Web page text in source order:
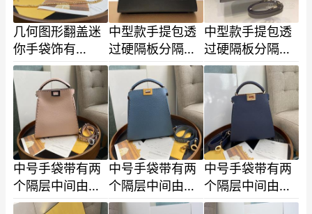
几何图形翻盖迷
你手袋饰有
Fendi徽标 按扣
开合 配两个可拆
式内袋
中型款手提包透
过硬隔板分隔两
个隔层 两侧饰有
转锁 内衬里设有
拉链口袋-2
中型款手提包透
过硬隔板分隔两
个隔层 两侧饰有
转锁 内衬里设有
拉链口袋
中号手袋带有两
个隔层中间由硬
质板隔断两侧带
中号手袋带有两
个隔层中间由硬
质板隔断两侧带
中号手袋带有两
个隔层中间由硬
质板隔断两侧带